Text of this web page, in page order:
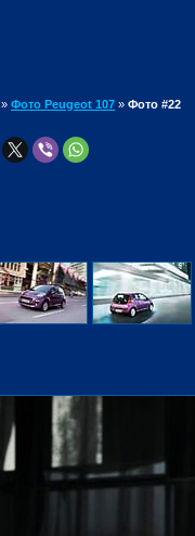
» Фото Peugeot 107 » Фото #22